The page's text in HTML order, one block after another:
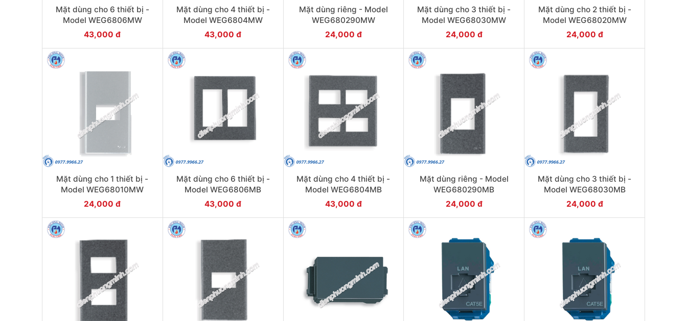
Mặt dùng cho 6 thiết bị -
Model WEG6806MW
43,000 đ
Mặt dùng cho 4 thiết bị -
Model WEG6804MW
43,000 đ
Mặt dùng riêng - Model
WEG680290MW
24,000 đ
Mặt dùng cho 3 thiết bị -
Model WEG68030MW
24,000 đ
Mặt dùng cho 2 thiết bị -
Model WEG68020MW
24,000 đ
Mặt dùng cho 1 thiết bị -
Model WEG68010MW
24,000 đ
Mặt dùng cho 6 thiết bị -
Model WEG6806MB
43,000 đ
Mặt dùng cho 4 thiết bị -
Model WEG6804MB
43,000 đ
Mặt dùng riêng - Model
WEG680290MB
24,000 đ
Mặt dùng cho 3 thiết bị -
Model WEG68030MB
24,000 đ